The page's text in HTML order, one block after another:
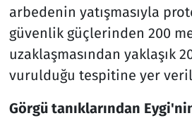
arbedenin yatışmasıyla
güvenlik güçlerinden 200
uzaklaşmasından yaklaşık
vurulduğu tespitine yer
Görgü tanıklarından